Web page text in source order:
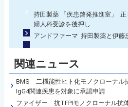
持田製薬 「疾患啓発推進室」
婦人科受診を後押し
アンドファーマ 持田製薬と伊藤
関連ニュース
BMS 二機能性ヒト化モノクローナル
IgG4関連疾患を対象に承認申請
ファイザー 抗TFPIモノクローナル抗